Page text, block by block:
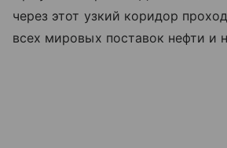
через этот узкий коридор
всех мировых поставок нефти и